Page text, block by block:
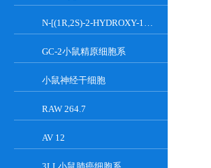
N-[(1R,2S)-2-HYDROXY-1-HYDROXYMETHYL-2-(2-TRIDECYL-1-CYCLOPROPENYL)ETHYL]OCT;GT-11
GC-2小鼠精原细胞系
小鼠神经干细胞
RAW 264.7
AV 12